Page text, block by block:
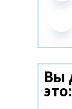
Вы
это: